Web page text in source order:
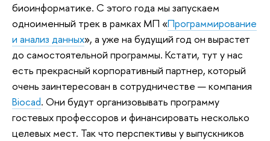
биоинформатике. С этого года мы запускаем
одноименный трек в рамках МП «Программирование
и анализ данных», а уже на будущий год он вырастет
до самостоятельной программы. Кстати, тут у нас
есть прекрасный корпоративный партнер, который
очень заинтересован в сотрудничестве — компания
Biocad. Они будут организовывать программу
гостевых профессоров и финансировать несколько
целевых мест. Так что перспективы у выпускников